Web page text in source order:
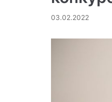
03.02.2022